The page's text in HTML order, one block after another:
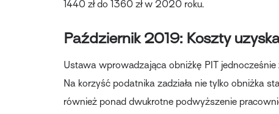
1440 zł do 1360 zł w 2020 roku.
Październik 2019: Koszty
Ustawa wprowadzająca obniżkę PIT
Na korzyść podatnika zadziała nie tylko obniżka
również ponad dwukrotne podwyższenie